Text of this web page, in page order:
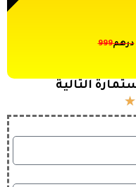
درهم999
التالية
★